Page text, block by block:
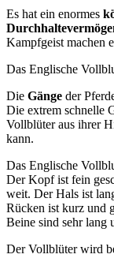
Es hat ein enormes
Kampfgeist machen
Das Englische
Die Gänge der
Die extrem schnelle
Vollblüter aus ihrer
kann.
Das Englische
Der Kopf ist fein
weit. Der Hals ist
Rücken ist kurz und
Beine sind sehr lang
Der Vollblüter wird